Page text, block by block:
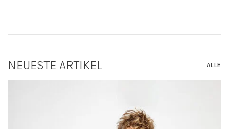
NEUESTE ARTIKEL ALLE